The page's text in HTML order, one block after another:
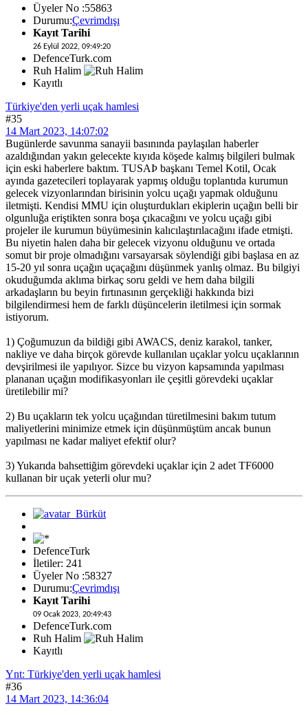
Üyeler No :55863
Durumu:Çevrimdışı
Kayıt Tarihi
26 Eylül 2022, 09:49:20
DefenceTurk.com
Ruh Halim
Kayıtlı
Türkiye'den yerli uçak hamlesi
#35
14 Mart 2023, 14:07:02
Bugünlerde savunma sanayii basınında paylaşılan haberler
azaldığından yakın gelecekte kıyıda köşede kalmış bilgileri bulmak
için eski haberlere baktım. TUSAÞ başkanı Temel Kotil, Ocak
ayında gazetecileri toplayarak yapmış olduğu toplantıda kurumun
gelecek vizyonlarından birisinin yolcu uçağı yapmak olduğunu
iletmişti. Kendisi MMU için oluşturdukları ekiplerin uçağın belli bir
olgunluğa eriştikten sonra boşa çıkacağını ve yolcu uçağı gibi
projeler ile kurumun büyümesinin kalıcılaştırılacağını ifade etmişti.
Bu niyetin halen daha bir gelecek vizyonu olduğunu ve ortada
somut bir proje olmadığını varsayarsak söylendiği gibi başlasa en az
15-20 yıl sonra uçağın uçaçağını düşünmek yanlış olmaz. Bu bilgiyi
okuduğumda aklıma birkaç soru geldi ve hem daha bilgili
arkadaşların bu beyin fırtınasının gerçekliği hakkında bizi
bilgilendirmesi hem de farklı düşüncelerin iletilmesi için sormak
istiyorum.
1) Çoğumuzun da bildiği gibi AWACS, deniz karakol, tanker,
nakliye ve daha birçok görevde kullanılan uçaklar yolcu uçaklarının
devşirilmesi ile yapılıyor. Sizce bu vizyon kapsamında yapılması
plananan uçağın modifikasyonları ile çeşitli görevdeki uçaklar
üretilebilir mi?
2) Bu uçakların tek yolcu uçağından türetilmesini bakım tutum
maliyetlerini minimize etmek için düşünmüştüm ancak bunun
yapılması ne kadar maliyet efektif olur?
3) Yukarıda bahsettiğim görevdeki uçaklar için 2 adet TF6000
kullanan bir uçak yeterli olur mu?
DefenceTurk
İletiler: 241
Üyeler No :58327
Durumu:Çevrimdışı
Kayıt Tarihi
09 Ocak 2023, 20:49:43
DefenceTurk.com
Ruh Halim
Kayıtlı
Ynt: Türkiye'den yerli uçak hamlesi
#36
14 Mart 2023, 14:36:04